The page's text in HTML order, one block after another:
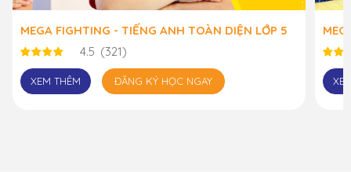
MEGA FIGHTING - TIẾNG ANH TOÀN DIỆN LỚP 5
4.5 (321)
XEM THÊM ĐĂNG KÝ HỌC NGAY